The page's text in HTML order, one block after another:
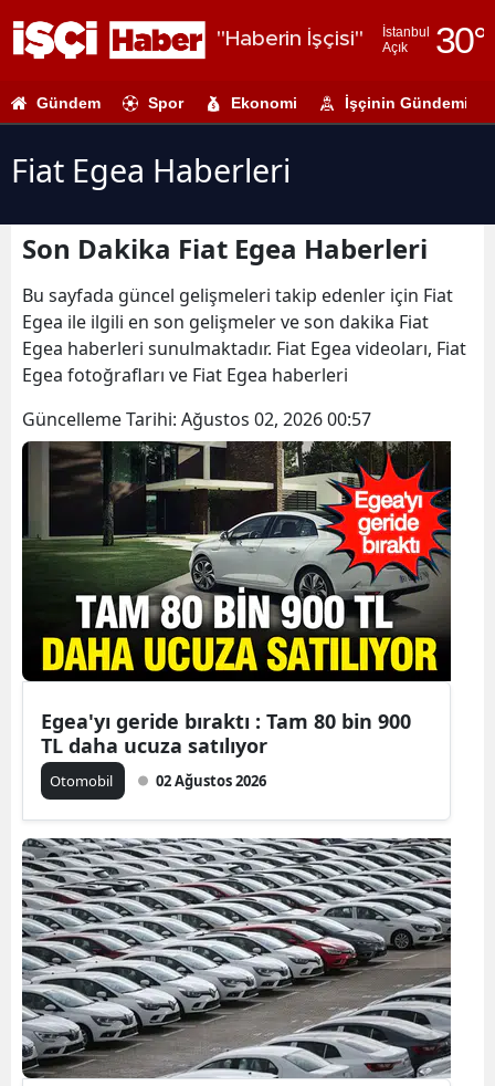
"Haberin İşçisi"
İstanbul
Açık
30°
Adıyaman
Amasya
Ankara
Antalya
Balıkesir
Bilecik
Bingöl
Bitlis
Bolu
Çankırı
Çorum
Denizli
Diyarbakır
Edirne
Elazığ
Gündem Spor Ekonomi İşçinin Gündemi
Fiat Egea Haberleri
Son Dakika Fiat Egea Haberleri
Bu sayfada güncel gelişmeleri takip edenler için Fiat
Egea ile ilgili en son gelişmeler ve son dakika Fiat
Egea haberleri sunulmaktadır. Fiat Egea videoları, Fiat
Egea fotoğrafları ve Fiat Egea haberleri
Güncelleme Tarihi: Ağustos 02, 2026 00:57
Egea'yı geride bıraktı : Tam 80 bin 900
TL daha ucuza satılıyor
Otomobil 02 Ağustos 2026